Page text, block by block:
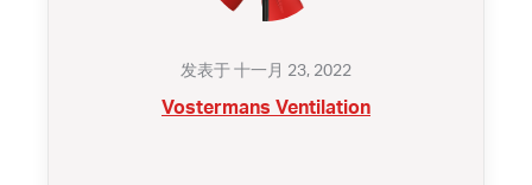
发表于 十一月 23, 2022
Vostermans Ventilation